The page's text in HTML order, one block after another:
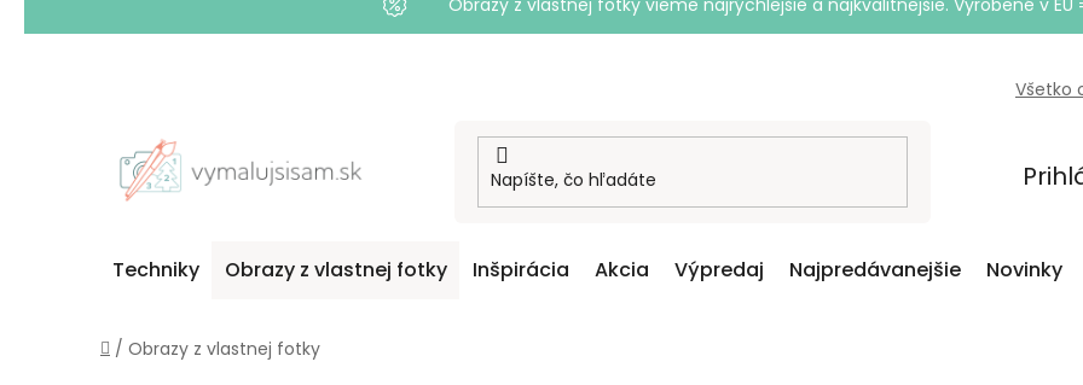
Obrazy z vlastnej fotky vieme najrýchlejšie a najkvalitnejšie. Vyrobené v EÚ
Všetko
Techniky Obrazy z vlastnej fotky Inšpirácia Akcia Výpredaj Najpredávanejšie Novinky
Domov
/ Obrazy z vlastnej fotky